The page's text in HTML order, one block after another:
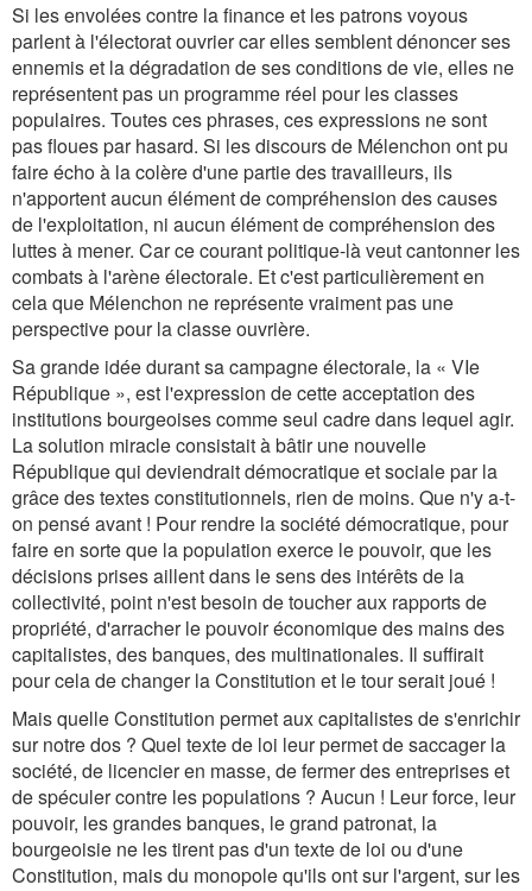
Si les envolées contre la finance et les patrons voyous
parlent à l'électorat ouvrier car elles semblent dénoncer ses
ennemis et la dégradation de ses conditions de vie, elles ne
représentent pas un programme réel pour les classes
populaires. Toutes ces phrases, ces expressions ne sont
pas floues par hasard. Si les discours de Mélenchon ont pu
faire écho à la colère d'une partie des travailleurs, ils
n'apportent aucun élément de compréhension des causes
de l'exploitation, ni aucun élément de compréhension des
luttes à mener. Car ce courant politique-là veut cantonner les
combats à l'arène électorale. Et c'est particulièrement en
cela que Mélenchon ne représente vraiment pas une
perspective pour la classe ouvrière.
Sa grande idée durant sa campagne électorale, la « VIe
République », est l'expression de cette acceptation des
institutions bourgeoises comme seul cadre dans lequel agir.
La solution miracle consistait à bâtir une nouvelle
République qui deviendrait démocratique et sociale par la
grâce des textes constitutionnels, rien de moins. Que n'y a-t-
on pensé avant ! Pour rendre la société démocratique, pour
faire en sorte que la population exerce le pouvoir, que les
décisions prises aillent dans le sens des intérêts de la
collectivité, point n'est besoin de toucher aux rapports de
propriété, d'arracher le pouvoir économique des mains des
capitalistes, des banques, des multinationales. Il suffirait
pour cela de changer la Constitution et le tour serait joué !
Mais quelle Constitution permet aux capitalistes de s'enrichir
sur notre dos ? Quel texte de loi leur permet de saccager la
société, de licencier en masse, de fermer des entreprises et
de spéculer contre les populations ? Aucun ! Leur force, leur
pouvoir, les grandes banques, le grand patronat, la
bourgeoisie ne les tirent pas d'un texte de loi ou d'une
Constitution, mais du monopole qu'ils ont sur l'argent, sur les